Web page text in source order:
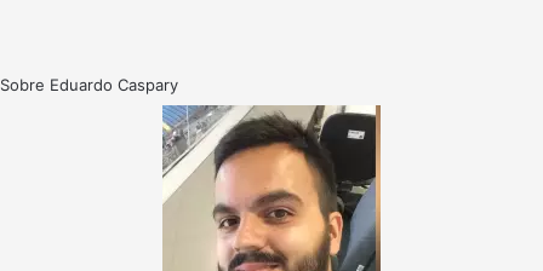
Sobre Eduardo Caspary